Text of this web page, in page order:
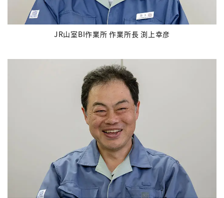
JR山室BI作業所 作業所長 渕上幸彦